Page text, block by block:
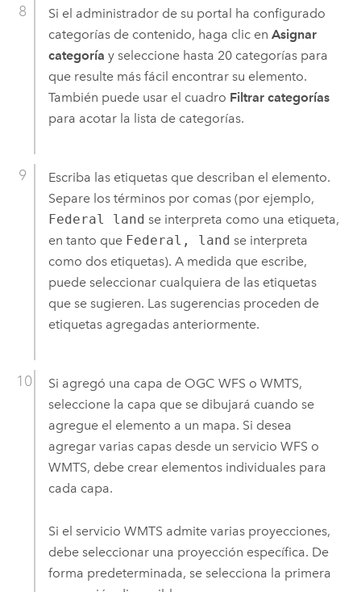
Si el administrador de su portal ha configurado
categorías de contenido, haga clic en Asignar
categoría y seleccione hasta 20 categorías para
que resulte más fácil encontrar su elemento.
También puede usar el cuadro Filtrar categorías
para acotar la lista de categorías.
Escriba las etiquetas que describan el elemento.
Separe los términos por comas (por ejemplo,
Federal land se interpreta como una etiqueta,
en tanto que Federal, land se interpreta
como dos etiquetas). A medida que escribe,
puede seleccionar cualquiera de las etiquetas
que se sugieren. Las sugerencias proceden de
etiquetas agregadas anteriormente.
Si agregó una capa de OGC WFS o WMTS,
seleccione la capa que se dibujará cuando se
agregue el elemento a un mapa. Si desea
agregar varias capas desde un servicio WFS o
WMTS, debe crear elementos individuales para
cada capa.
Si el servicio WMTS admite varias proyecciones,
debe seleccionar una proyección específica. De
forma predeterminada, se selecciona la primera